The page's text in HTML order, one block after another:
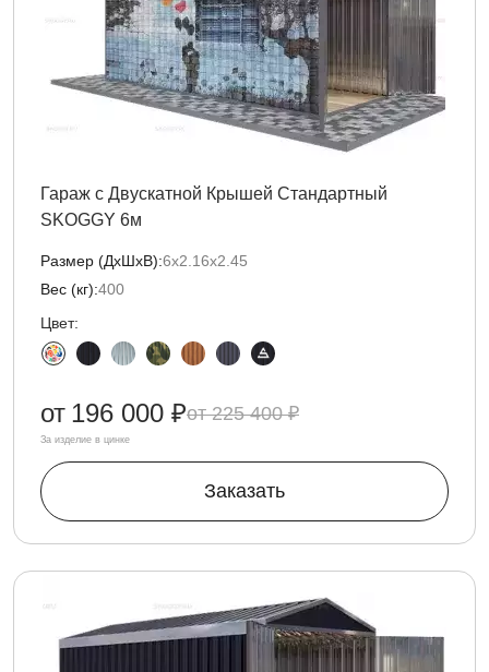
Гараж с Двускатной Крышей Стандартный
SKOGGY 6м
Размер (ДxШxВ):6х2.16х2.45
Вес (кг):400
Цвет:
225 400 ₽
от 196 000 ₽
За изделие в цинке
Заказать